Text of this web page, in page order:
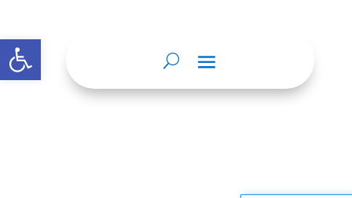
Abrir barra de herramientas